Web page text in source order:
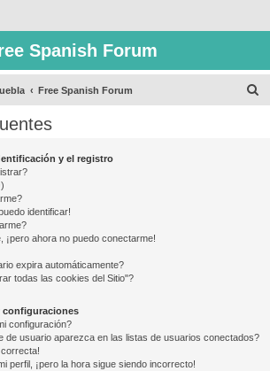
Spanish Forum
Free Spanish Forum
y el registro
identificar!
¡pero ahora no puedo conectarme!
expira automáticamente?
todas las cookies del Sitio"?
configuraciones
configuración?
de usuario aparezca en las listas de usuarios conectados?
perfil, ¡pero la hora sigue siendo incorrecto!